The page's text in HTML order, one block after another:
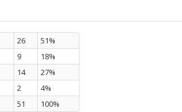
26
51%
9
18%
14
27%
2
4%
51 100%